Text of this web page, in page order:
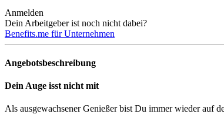
Anmelden
Dein Arbeitgeber ist noch nicht dabei?
Benefits.me für Unternehmen
Angebotsbeschreibung
Dein Auge isst nicht mit
Als ausgewachsener Genießer bist Du immer wieder auf